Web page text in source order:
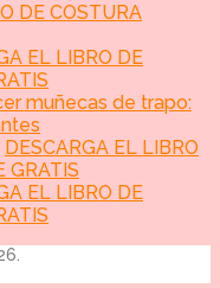
DE COSTURA
EL LIBRO DE
muñecas de trapo:
DESCARGA EL LIBRO
GRATIS
EL LIBRO DE